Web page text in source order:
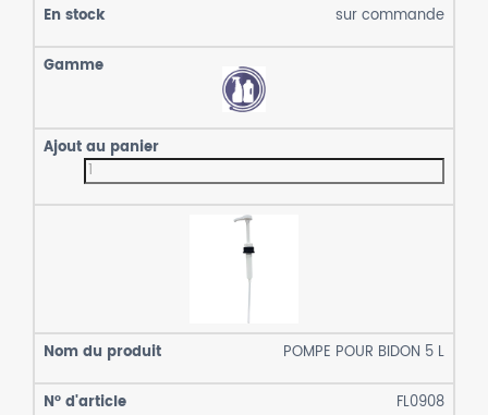
sur commande
POMPE POUR BIDON 5 L
FL0908